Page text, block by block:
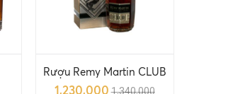
Rượu Remy Martin CLUB
1,230,000 1,340,000